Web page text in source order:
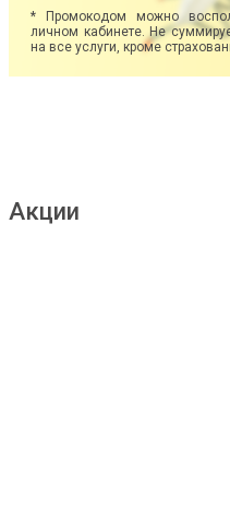
* Промокодом можно
личном кабинете. Не
на все услуги, кроме
Акции